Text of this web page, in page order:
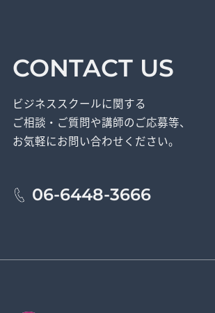
CONTACT US
ビジネススクールに関する
ご相談・ご質問や講師のご応募等、
お気軽にお問い合わせください。
06-6448-3666